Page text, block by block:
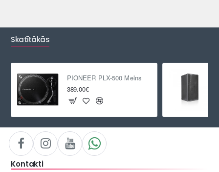
Skatītākās
PIONEER PLX-500 Melns
389.00€
Kontakti